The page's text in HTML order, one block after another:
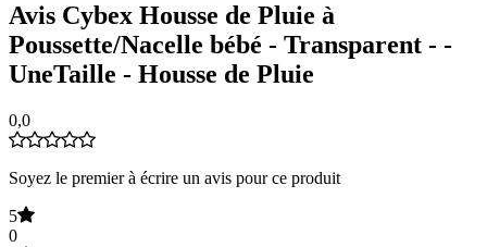
Avis Cybex Housse de Pluie à
Poussette/Nacelle bébé - Transparent - -
UneTaille - Housse de Pluie
0,0
Soyez le premier à écrire un avis pour ce produit
5
0